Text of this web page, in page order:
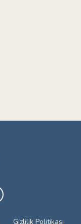
Gizlilik Politikası